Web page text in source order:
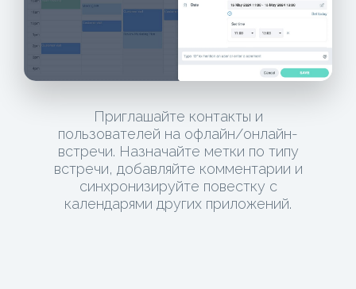
Приглашайте контакты и
пользователей на офлайн/онлайн-
встречи. Назначайте метки по типу
встречи, добавляйте комментарии и
синхронизируйте повестку с
календарями других приложений.